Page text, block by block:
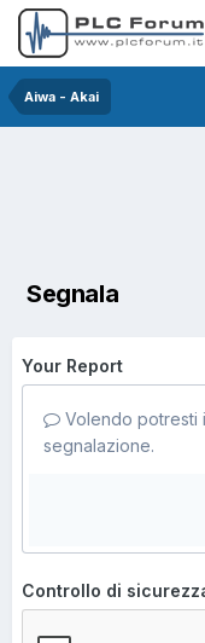
Aiwa - Akai
Segnala
Your Report
Volendo potresti
segnalazione.
Controllo di